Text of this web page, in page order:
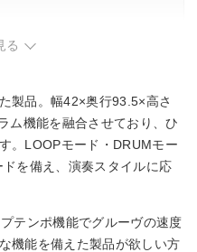
る
製品。幅42×奥行93.5×高さ
ム機能を融合させており、ひ
。LOOPモード・DRUMモー
を備え、演奏スタイルに応
テンポ機能でグルーヴの速度
機能を備えた製品が欲しい方